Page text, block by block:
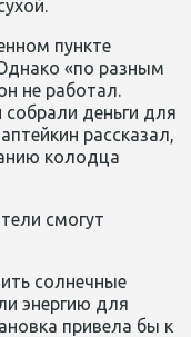
пункте
«по разным
не работал.
деньги для
рассказал,
колодца
смогут
солнечные
энергию для
привела бы к